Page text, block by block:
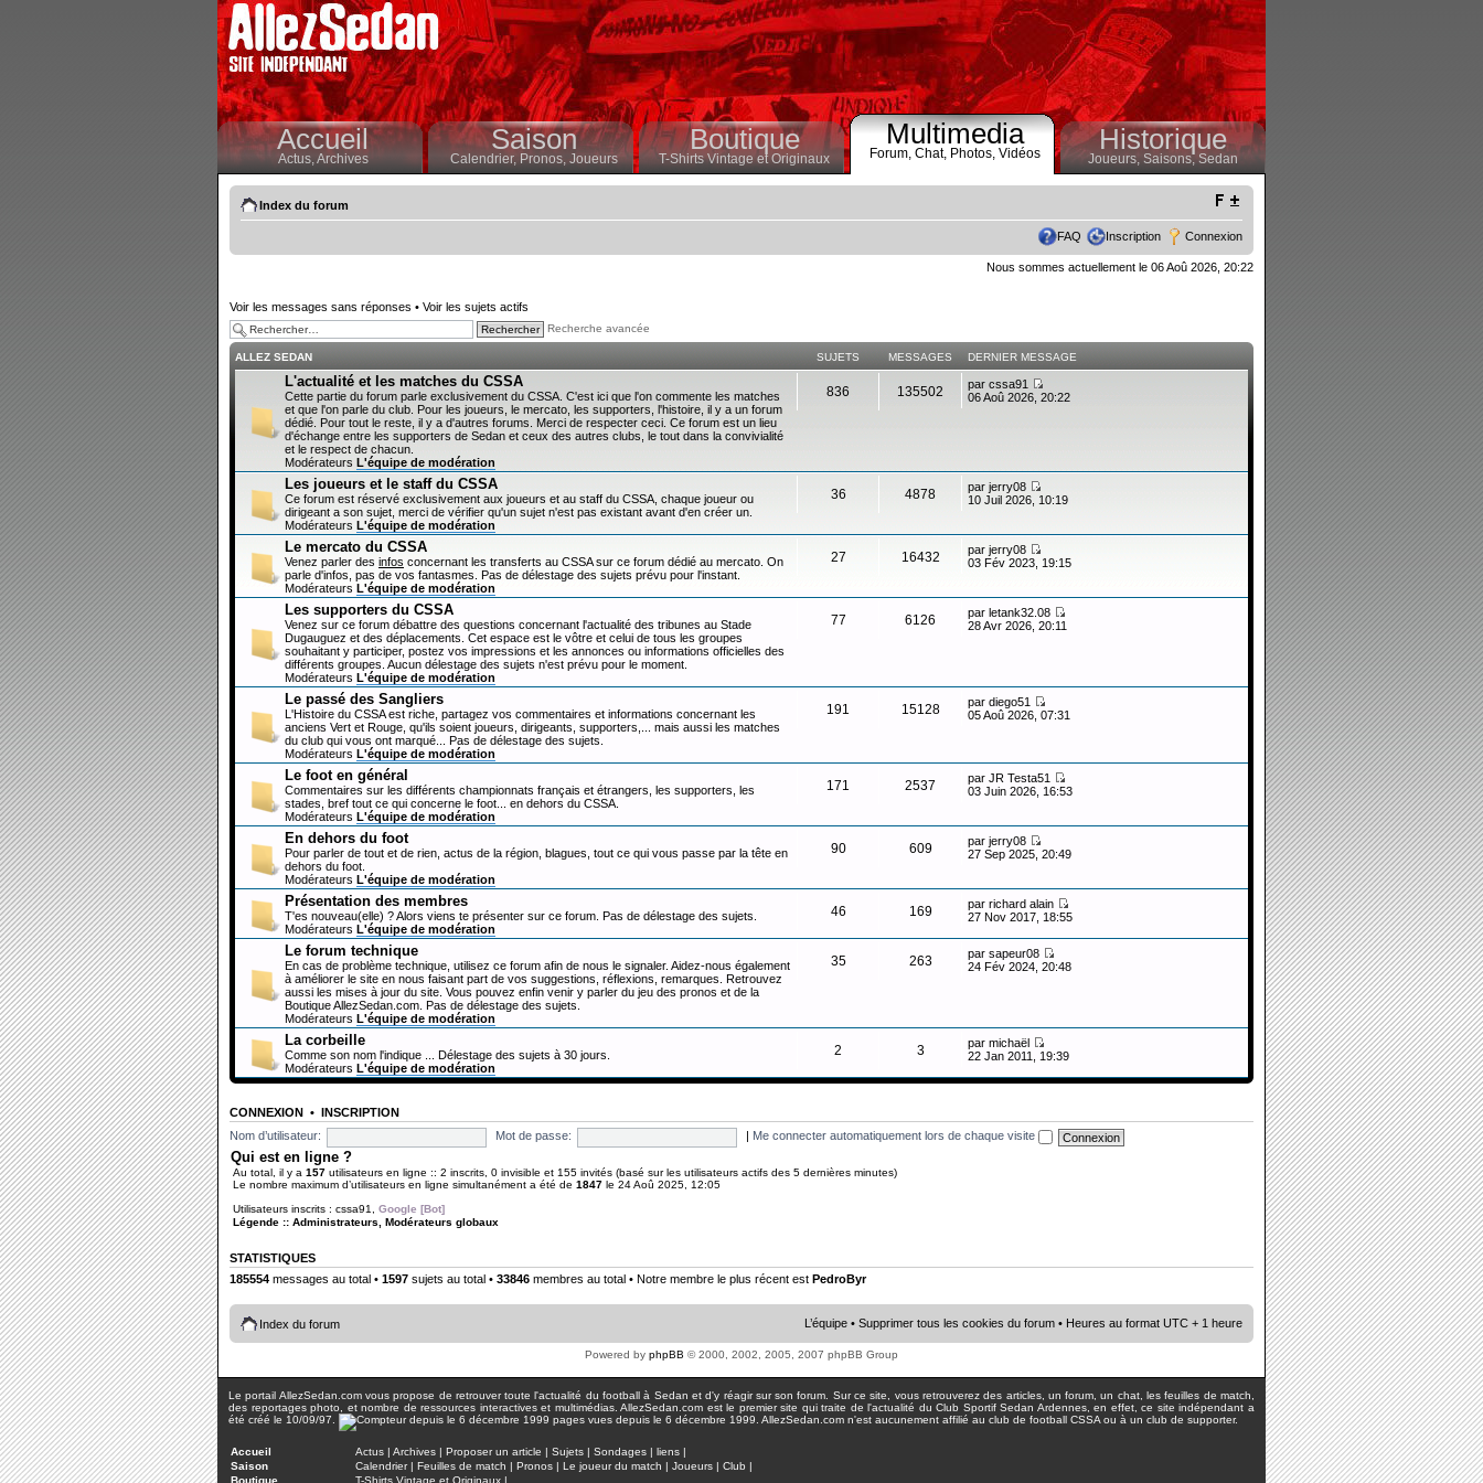
Accueil
Actus,Archives
Saison
Calendrier,Pronos, Joueurs
Boutique
T-Shirts Vintage et Originaux
Multimedia
Forum, Chat, Photos, Vidéos Historique
Joueurs, Saisons,Sedan
Index du forum
FAQ Inscription Connexion
Nous sommes actuellement le 06 Aoû 2026, 20:22
Voir les messages sans réponses • Voir les sujets actifs
Recherche avancée
ALLEZ SEDAN SUJETS MESSAGES DERNIER MESSAGE
L'actualité et les matches du CSSA
Cette partie du forum parle exclusivement du CSSA. C'est ici que l'on commente les matches
et que l'on parle du club. Pour les joueurs, le mercato, les supporters, l'histoire, il y a un forum
dédié. Pour tout le reste, il y a d'autres forums. Merci de respecter ceci. Ce forum est un lieu
d'échange entre les supporters de Sedan et ceux des autres clubs, le tout dans la convivialité
et le respect de chacun.
Modérateurs L'équipe de modération
836 135502 par cssa91
06 Aoû 2026, 20:22
Les joueurs et le staff du CSSA
Ce forum est réservé exclusivement aux joueurs et au staff du CSSA, chaque joueur ou
dirigeant a son sujet, merci de vérifier qu'un sujet n'est pas existant avant d'en créer un.
Modérateurs L'équipe de modération
36 4878 par jerry08
10 Juil 2026, 10:19
Le mercato du CSSA
Venez parler des infos concernant les transferts au CSSA sur ce forum dédié au mercato. On
parle d'infos, pas de vos fantasmes. Pas de délestage des sujets prévu pour l'instant.
Modérateurs L'équipe de modération
27 16432 par jerry08
03 Fév 2023, 19:15
Les supporters du CSSA
Venez sur ce forum débattre des questions concernant l'actualité des tribunes au Stade
Dugauguez et des déplacements. Cet espace est le vôtre et celui de tous les groupes
souhaitant y participer, postez vos impressions et les annonces ou informations officielles des
différents groupes. Aucun délestage des sujets n'est prévu pour le moment.
Modérateurs L'équipe de modération
77 6126 par letank32.08
28 Avr 2026, 20:11
Le passé des Sangliers
L'Histoire du CSSA est riche, partagez vos commentaires et informations concernant les
anciens Vert et Rouge, qu'ils soient joueurs, dirigeants, supporters,... mais aussi les matches
du club qui vous ont marqué... Pas de délestage des sujets.
Modérateurs L'équipe de modération
191 15128 par diego51
05 Aoû 2026, 07:31
Le foot en général
Commentaires sur les différents championnats français et étrangers, les supporters, les
stades, bref tout ce qui concerne le foot... en dehors du CSSA.
Modérateurs L'équipe de modération
171 2537 par JR Testa51
03 Juin 2026, 16:53
En dehors du foot
Pour parler de tout et de rien, actus de la région, blagues, tout ce qui vous passe par la tête en
dehors du foot.
Modérateurs L'équipe de modération
90 609 par jerry08
27 Sep 2025, 20:49
Présentation des membres
T'es nouveau(elle) ? Alors viens te présenter sur ce forum. Pas de délestage des sujets.
Modérateurs L'équipe de modération
46 169 par richard alain
27 Nov 2017, 18:55
Le forum technique
En cas de problème technique, utilisez ce forum afin de nous le signaler. Aidez-nous également
à améliorer le site en nous faisant part de vos suggestions, réflexions, remarques. Retrouvez
aussi les mises à jour du site. Vous pouvez enfin venir y parler du jeu des pronos et de la
Boutique AllezSedan.com. Pas de délestage des sujets.
Modérateurs L'équipe de modération
35 263 par sapeur08
24 Fév 2024, 20:48
La corbeille
Comme son nom l'indique ... Délestage des sujets à 30 jours.
Modérateurs L'équipe de modération
2 3 par michaël
22 Jan 2011, 19:39
CONNEXION • INSCRIPTION
Nom d’utilisateur:
Mot de passe: Me connecter automatiquement lors de chaque visite
Qui est en ligne ?
Au total, il y a 157 utilisateurs en ligne :: 2 inscrits, 0 invisible et 155 invités (basé sur les utilisateurs actifs des 5 dernières minutes)
Le nombre maximum d’utilisateurs en ligne simultanément a été de 1847 le 24 Aoû 2025, 12:05
Utilisateurs inscrits : cssa91
Google [Bot]
Légende :: Administrateurs Modérateurs globaux
STATISTIQUES
185554 messages au total • 1597 sujets au total • 33846 membres au total • Notre membre le plus récent est PedroByr
Index du forum L’équipe • Supprimer tous les cookies du forum • Heures au format UTC + 1 heure
Powered by phpBB © 2000, 2002, 2005, 2007 phpBB Group
Le portail AllezSedan.com vous propose de retrouver toute l'actualité du football à Sedan et d'y réagir sur son forum. Sur ce site, vous retrouverez des articles, un forum, un chat, les feuilles de match,
des reportages photo, et nombre de ressources interactives et multimédias. AllezSedan.com est le premier site qui traite de l'actualité du Club Sportif Sedan Ardennes, en effet, ce site indépendant a
été créé le 10/09/97.
pages vues depuis le 6 décembre 1999. AllezSedan.com n'est aucunement affilié au club de football CSSA ou à un club de supporter.
Accueil Actus | Archives | Proposer un article | Sujets | Sondages | liens |
Saison
Calendrier| Feuilles de match | Pronos | Le joueur du match | Joueurs | Club |
Boutique
T-Shirts Vintage et Originaux |